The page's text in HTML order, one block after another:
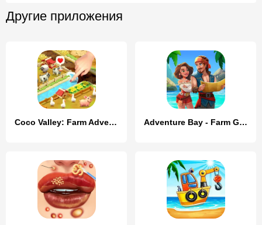
Другие приложения
Coco Valley: Farm Adventure Adventure Bay - Farm Games